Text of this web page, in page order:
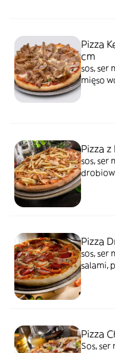
Pizza
cm
sos, ser
mięso
Pizza
sos, ser
Pizza
sos, ser
salami,
Pizza
Sos,